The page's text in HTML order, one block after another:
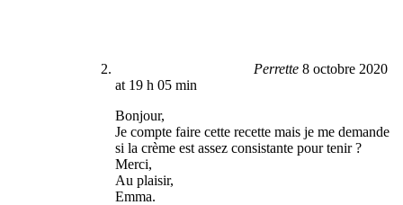
Perrette 8 octobre 2020
at 19 h 05 min
Bonjour,
Je compte faire cette recette mais je me demande
si la crème est assez consistante pour tenir ?
Merci,
Au plaisir,
Emma.